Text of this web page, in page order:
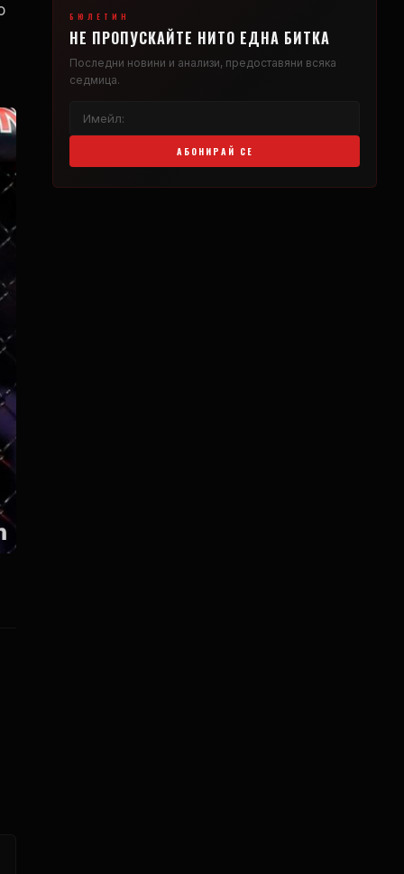
БЮЛЕТИН
НЕ ПРОПУСКАЙТЕ НИТО ЕДНА БИТКА
Последни новини и анализи, предоставяни всяка
седмица.
АБОНИРАЙ СЕ